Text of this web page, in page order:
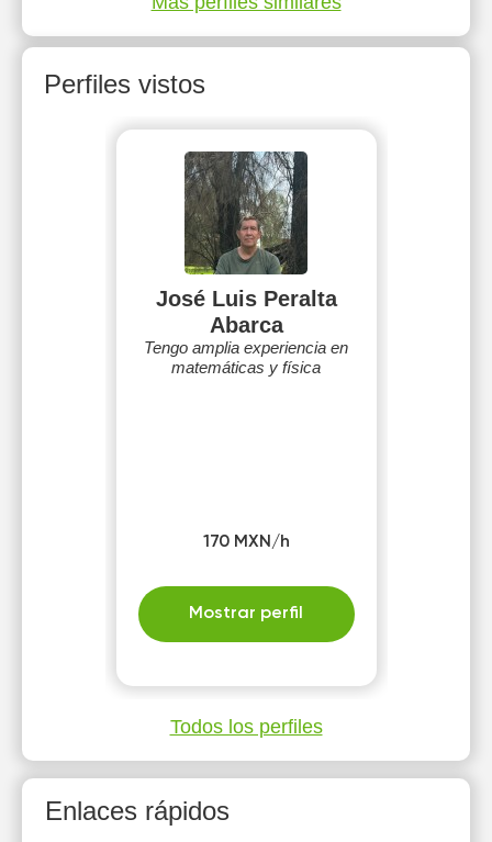
Perfiles vistos
José Luis Peralta
Abarca
Tengo amplia experiencia en
matemáticas y física
170 MXN/h
Mostrar perfil
Todos los perfiles
Enlaces rápidos